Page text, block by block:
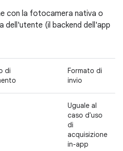
con la fotocamera nativa o
dell'utente (il backend dell'app
di
Formato di
invio
Uguale al
caso d'uso
di
acquisizione
in-app